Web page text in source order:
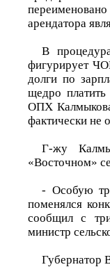
арендатора
В
фигурирует
долги по
щедро
ОПХ
фактически не
Г-жу
«Восточном»
- Особую
поменялся
сообщил с
министр
Губернатор